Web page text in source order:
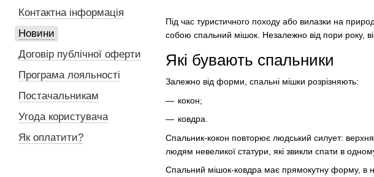
Під час туристичного походу або вилазки на
собою спальний мішок. Незалежно від пори року,
Які бувають спальники
Залежно від форми, спальні мішки розрізняють:
кокон;
ковдра.
Спальник-кокон повторює людський силует:
людям невеликої статури, які звикли спати в
Спальний мішок-ковдра має прямокутну форму, в
Контактна інформація
Новини
Договір публічної оферти
Програма лояльності
Постачальникам
Угода користувача
Як оплатити?